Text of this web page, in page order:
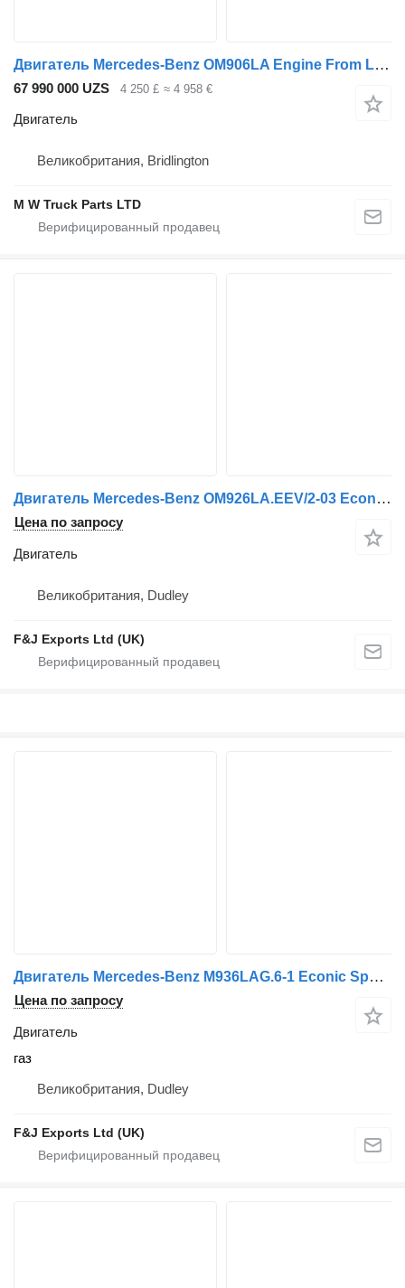
Двигатель Mercedes-Benz OM906LA Engine From Line Marking Truck Engine PTO A0020106500 для грузовика
67 990 000 UZS 4 250 £ ≈ 4 958 €
Двигатель
Великобритания, Bridlington
M W Truck Parts LTD
Двигатель Mercedes-Benz OM926LA.EEV/2-03 Econic Spec для грузовика
Цена по запросу
Двигатель
Великобритания, Dudley
F&J Exports Ltd (UK)
Двигатель Mercedes-Benz M936LAG.6-1 Econic Spec LPG для грузовика
Цена по запросу
Двигатель
газ
Великобритания, Dudley
F&J Exports Ltd (UK)